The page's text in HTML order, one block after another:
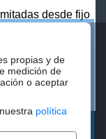
desde fijo
27,00 €/mes
propias y de
medición de
o aceptar
política